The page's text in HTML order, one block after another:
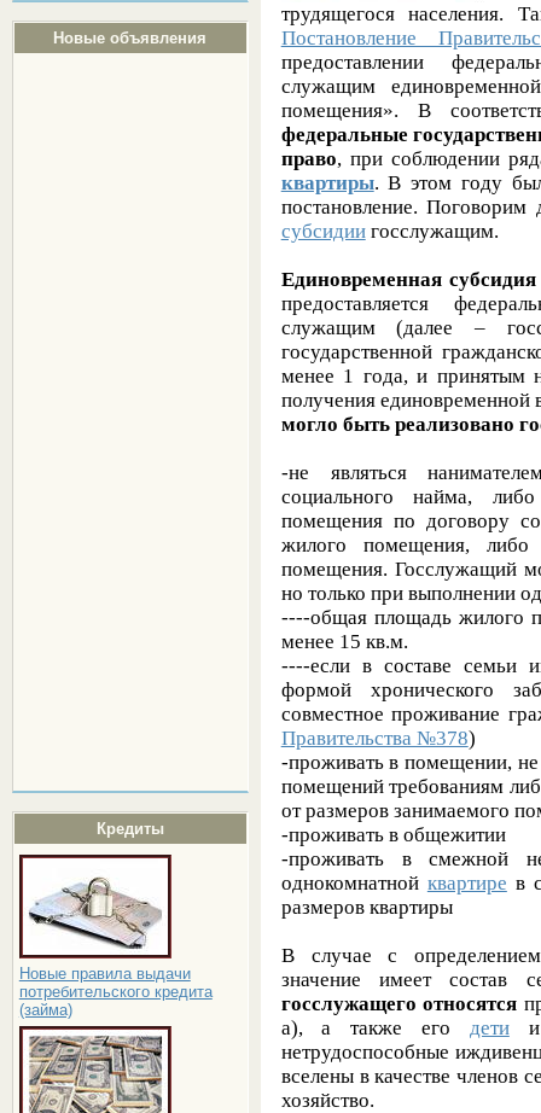
Новые объявления
Кредиты
Новые правила выдачи
потребительского кредита
(займа)
трудящегося населения.
Постановление
предоставлении
служащим
помещения». В
федеральные
право, при соблюдении
квартиры. В этом году
постановление. Поговорим
субсидиигосслужащим.
Единовременная
предоставляется
служащим (далее –
государственной
менее 1 года, и принятым
получения
могло быть реализовано
-не являться
социального найма,
помещения по договору
жилого помещения,
помещения. Госслужащий
но только при выполнении
----общая площадь жилого
менее 15 кв.м.
----если в составе семьи
формой хронического
совместное проживание
Правительства №378)
-проживать в помещении,
помещений требованиям
от размеров занимаемого
-проживать в общежитии
-проживать в смежной
однокомнатной квартире в
размеров квартиры
В случае с
значение имеет состав
госслужащего относятся
а), а также его детии
нетрудоспособные
вселены в качестве членов
хозяйство.